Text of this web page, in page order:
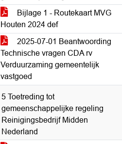
Bijlage 1 - Routekaart MVG
Houten 2024 def
2025-07-01 Beantwoording
Technische vragen CDA rv
Verduurzaming gemeentelijk
vastgoed
5 Toetreding tot
gemeenschappelijke regeling
Reinigingsbedrijf Midden
Nederland